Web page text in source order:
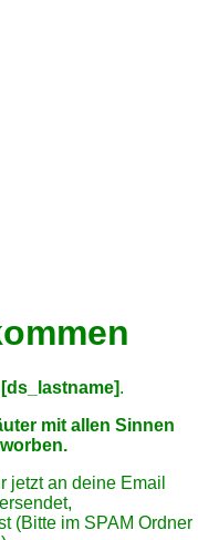
.
mit allen Sinnen
jetzt an deine Email
(Bitte im SPAM Ordner